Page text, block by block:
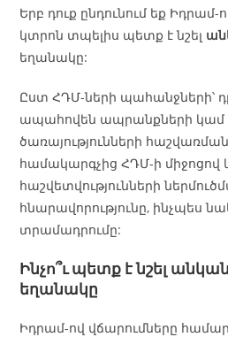
Երբ դուք ընդունում եք
կտրոն տպելիս պետք է նշել
եղանակը:
Ըստ ՀԴՄ-ների պահանջների՝
ապահովեն ապրանքների
ծառայությունների
համակարգչից ՀԴՄ-ի միջոցով
հաշվետվությունների
հնարավորությունը, ինչպես
տրամադրումը:
Ինչո՞ւ պետք է նշել
եղանակը
Իդրամ-ով վճարումները